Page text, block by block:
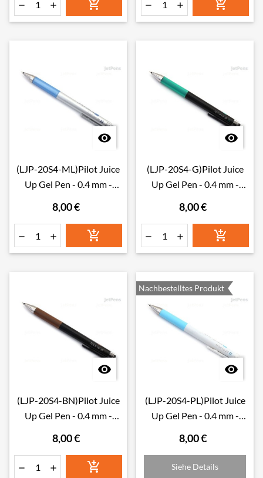
     

(LJP-20S4-ML)Pilot Juice
Up Gel Pen - 0.4 mm -
8,00 €
  

(LJP-20S4-G)Pilot Juice
Up Gel Pen - 0.4 mm -
8,00 €
  

(LJP-20S4-BN)Pilot Juice
Up Gel Pen - 0.4 mm -
8,00 €
  
Nachbestelltes Produkt

(LJP-20S4-PL)Pilot Juice
Up Gel Pen - 0.4 mm -
8,00 €
Siehe Details